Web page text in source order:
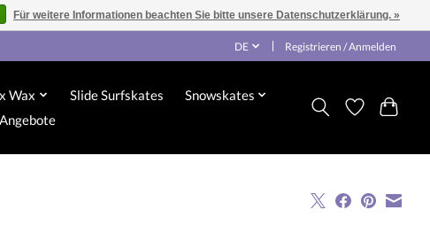
DE Registrieren / Anmelden
Wax Slide Surfskates
Snowskates
Angebote
Für weitere Informationen beachten Sie bitte unsere Datenschutzerklärung. »